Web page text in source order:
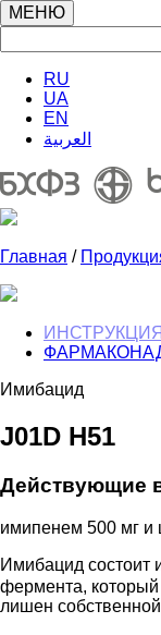
МЕНЮ
RU
UA
EN
العربية
Главная /
ИНСТРУКЦИЯ
Имибацид
J01D H51
Действующие
имипенем 500 мг и
Имибацид состоит
фермента,
лишен